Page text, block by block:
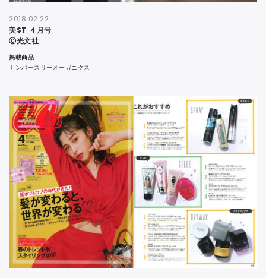
2018.02.22
美ST ４月号
Ⓒ光文社
掲載商品
ナンバースリーオーガニクス